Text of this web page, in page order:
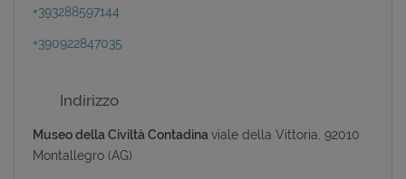
+393288597144
+390922847035
Indirizzo
Museo della Civiltà Contadinaviale della Vittoria, 92010
Montallegro (AG)